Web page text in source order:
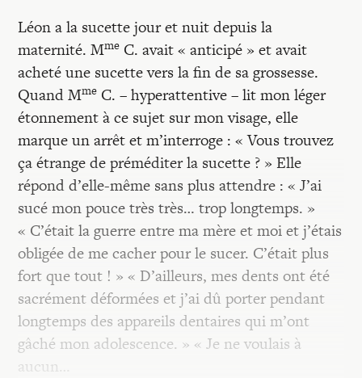
Léon a la sucette jour et nuit depuis la
maternité. Mme C. avait « anticipé » et avait
acheté une sucette vers la fin de sa grossesse.
Quand Mme C. – hyperattentive – lit mon léger
étonnement à ce sujet sur mon visage, elle
marque un arrêt et m’interroge : « Vous trouvez
ça étrange de préméditer la sucette ? » Elle
répond d’elle-même sans plus attendre : « J’ai
sucé mon pouce très très… trop longtemps. »
« C’était la guerre entre ma mère et moi et j’étais
obligée de me cacher pour le sucer. C’était plus
fort que tout ! » « D’ailleurs, mes dents ont été
sacrément déformées et j’ai dû porter pendant
longtemps des appareils dentaires qui m’ont
gâché mon adolescence. » « Je ne voulais à
aucun…